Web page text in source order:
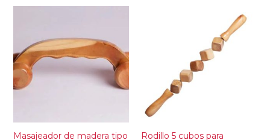
Masajeador de madera tipo
Rodillo 5 cubos para